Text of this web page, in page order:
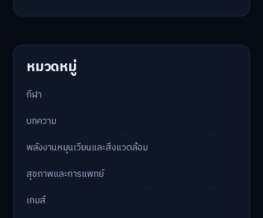
หมวดหมู่
กีฬา
บทความ
พลังงานหมุนเวียนและสิ่งแวดล้อม
สุขภาพและการแพทย์
เกมส์